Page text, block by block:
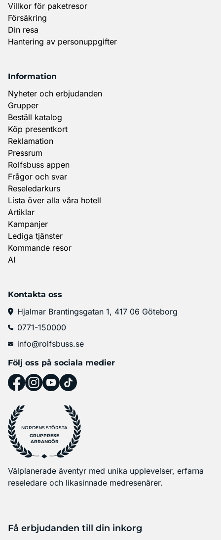
Villkor för paketresor
Försäkring
Din resa
Hantering av personuppgifter
Information
Nyheter och erbjudanden
Grupper
Beställ katalog
Köp presentkort
Reklamation
Pressrum
Rolfsbuss appen
Frågor och svar
Reseledarkurs
Lista över alla våra hotell
Artiklar
Kampanjer
Lediga tjänster
Kommande resor
AI
Kontakta oss
Hjalmar Brantingsgatan 1, 417 06 Göteborg
0771-150000
info@rolfsbuss.se
Följ oss på sociala medier
NORDENS STÖRSTA
GRUPPRESE
ARRANGÖR
Välplanerade äventyr med unika upplevelser, erfarna
reseledare och likasinnade medresenärer.
Få erbjudanden till din inkorg